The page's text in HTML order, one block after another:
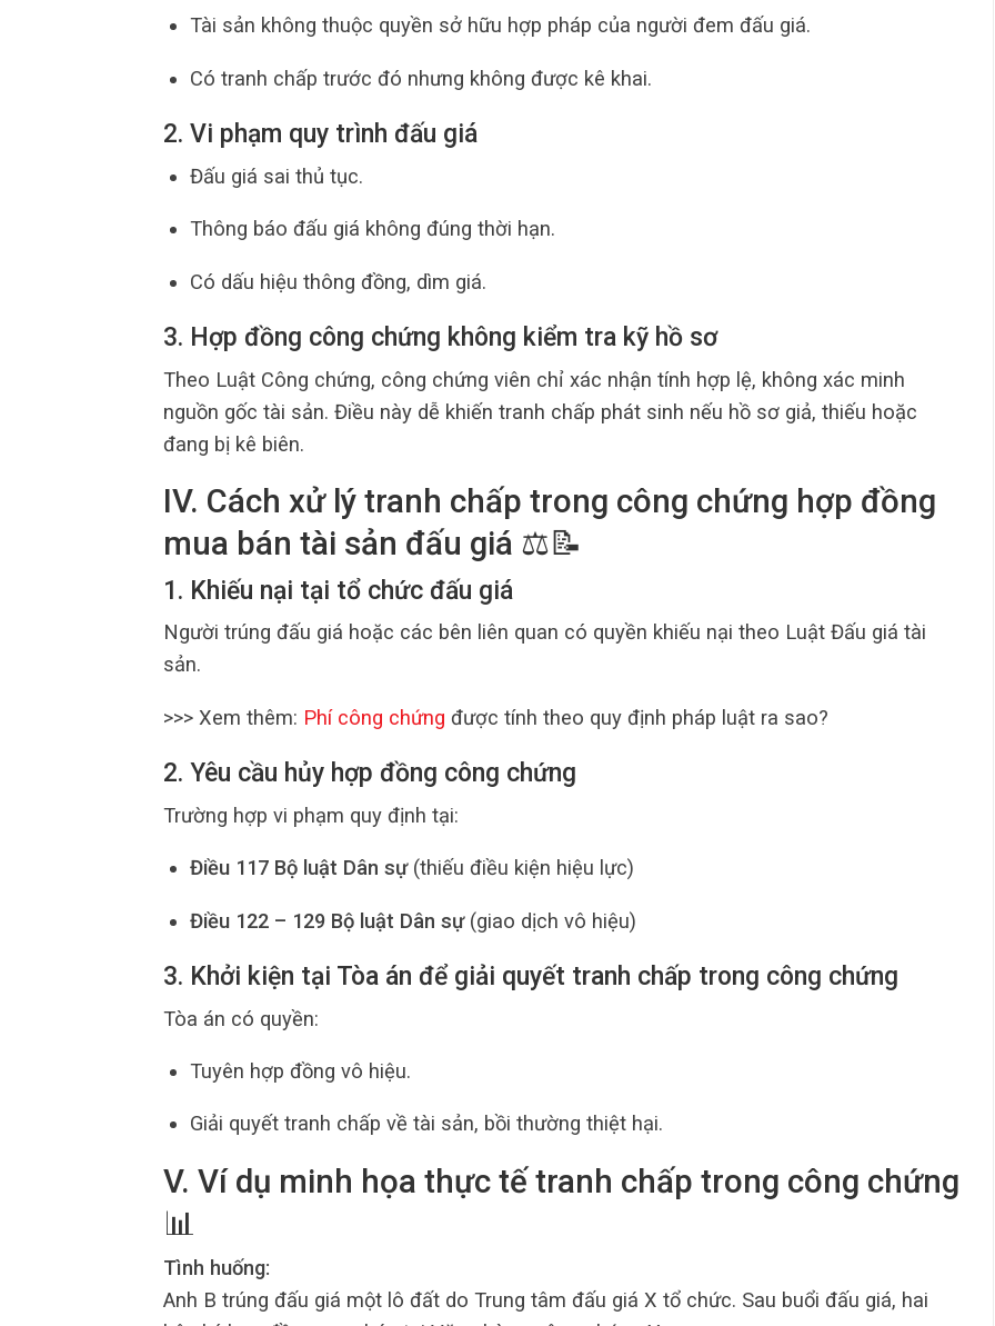
Tài sản không thuộc quyền sở hữu hợp pháp của người đem đấu giá.
Có tranh chấp trước đó nhưng không được kê khai.
2. Vi phạm quy trình đấu giá
Đấu giá sai thủ tục.
Thông báo đấu giá không đúng thời hạn.
Có dấu hiệu thông đồng, dìm giá.
3. Hợp đồng công chứng không kiểm tra kỹ hồ sơ
Theo Luật Công chứng, công chứng viên chỉ xác nhận tính hợp lệ, không xác minh
nguồn gốc tài sản. Điều này dễ khiến tranh chấp phát sinh nếu hồ sơ giả, thiếu hoặc
đang bị kê biên.
IV. Cách xử lý tranh chấp trong công chứng hợp đồng
mua bán tài sản đấu giá ⚖️📝
1. Khiếu nại tại tổ chức đấu giá
Người trúng đấu giá hoặc các bên liên quan có quyền khiếu nại theo Luật Đấu giá tài
sản.
>>> Xem thêm: Phí công chứng được tính theo quy định pháp luật ra sao?
2. Yêu cầu hủy hợp đồng công chứng
Trường hợp vi phạm quy định tại:
Điều 117 Bộ luật Dân sự(thiếu điều kiện hiệu lực)
Điều 122 – 129 Bộ luật Dân sự(giao dịch vô hiệu)
3. Khởi kiện tại Tòa án để giải quyết tranh chấp trong công chứng
Tòa án có quyền:
Tuyên hợp đồng vô hiệu.
Giải quyết tranh chấp về tài sản, bồi thường thiệt hại.
V. Ví dụ minh họa thực tế tranh chấp trong công chứng
📊
Tình huống:
Anh B trúng đấu giá một lô đất do Trung tâm đấu giá X tổ chức. Sau buổi đấu giá, hai